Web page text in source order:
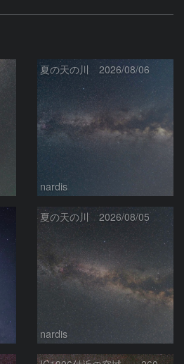
夏の天の川 2026/08/06
nardis
夏の天の川 2026/08/05
nardis